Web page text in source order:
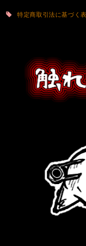
特定商取引法に基づく